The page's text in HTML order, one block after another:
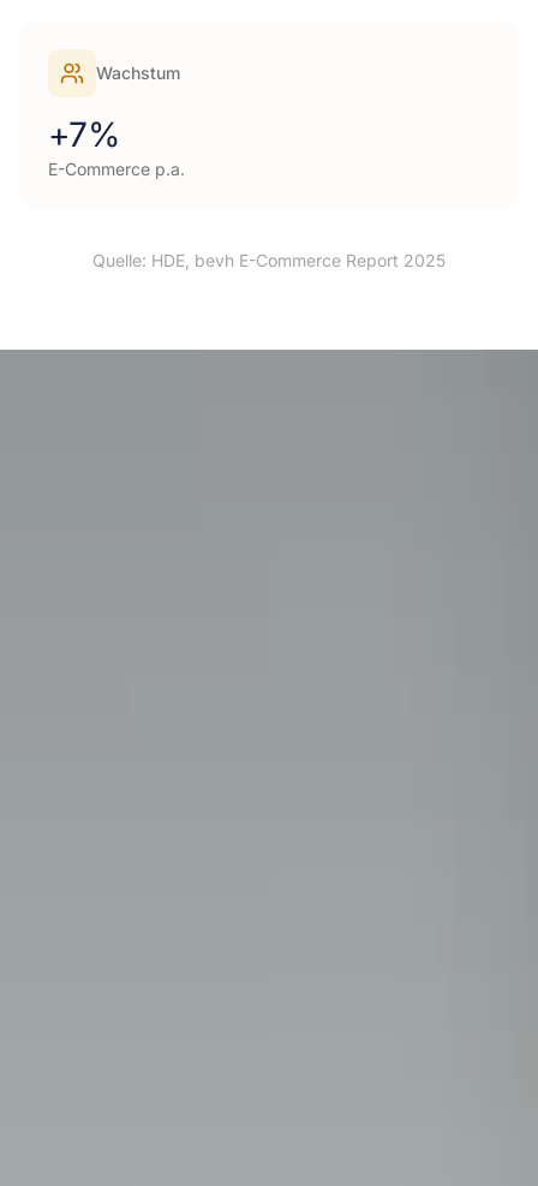
Wachstum
+7%
E-Commerce p.a.
Quelle: HDE, bevh E-Commerce Report 2025